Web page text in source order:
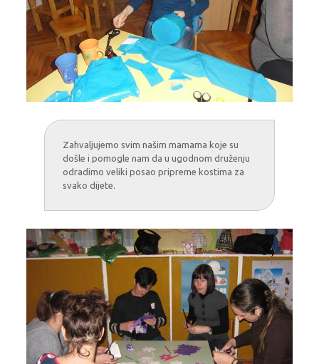
Zahvaljujemo svim našim mamama koje su
došle i pomogle nam da u ugodnom druženju
odradimo veliki posao pripreme kostima za
svako dijete.